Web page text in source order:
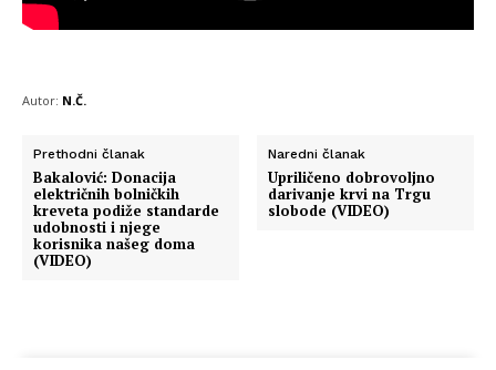
Autor: N.Č.
Prethodni članak
Bakalović: Donacija
električnih bolničkih
kreveta podiže standarde
udobnosti i njege
korisnika našeg doma
(VIDEO)
Naredni članak
Upriličeno dobrovoljno
darivanje krvi na Trgu
slobode (VIDEO)